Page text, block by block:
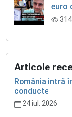
euro
Articole
România intră
conducte
24 iul. 2026